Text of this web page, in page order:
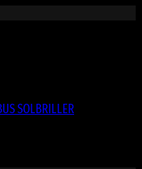
SOLBRILLER